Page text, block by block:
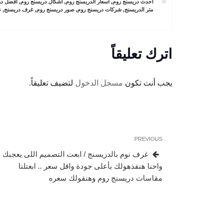
احدث دريسنج روم, اسعار الدريسنج روم, اشكال دريسنج روم, افضل
متر الدريسنج,شركات دريسنج روم,صور دريسنج روم,غرف دريسنج,
اترك تعليقاً
يجب أنت تكون مسجل الدخول لتضيف تعليقاً.
تصفّح
المقالات
Previous
Post
PREVIOUS
غرف نوم بالدريسنج / ابعت التصميم اللى يعجبك
واحنا هنفذهولك بأعلى جودة واقل سعر .. ابعتلنا
مقاسات دريسنج روم وهنقولك سعره